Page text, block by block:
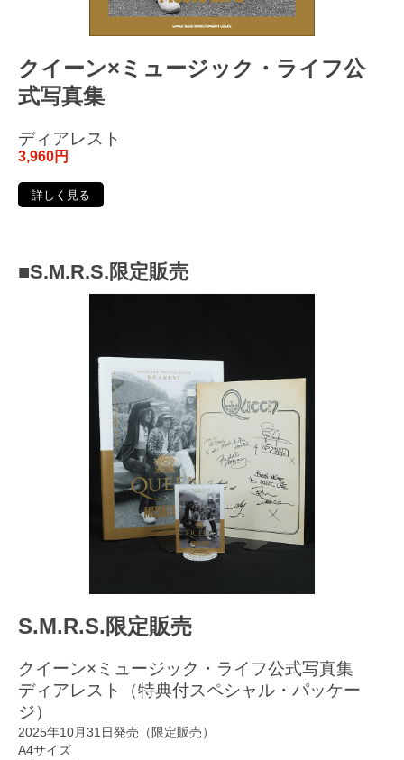
クイーン×ミュージック・ライフ公
式写真集
ディアレスト
3,960円
詳しく見る
■S.M.R.S.限定販売
S.M.R.S.限定販売
クイーン×ミュージック・ライフ公式写真集
ディアレスト（特典付スペシャル・パッケー
ジ）
2025年10月31日発売（限定販売）
A4サイズ